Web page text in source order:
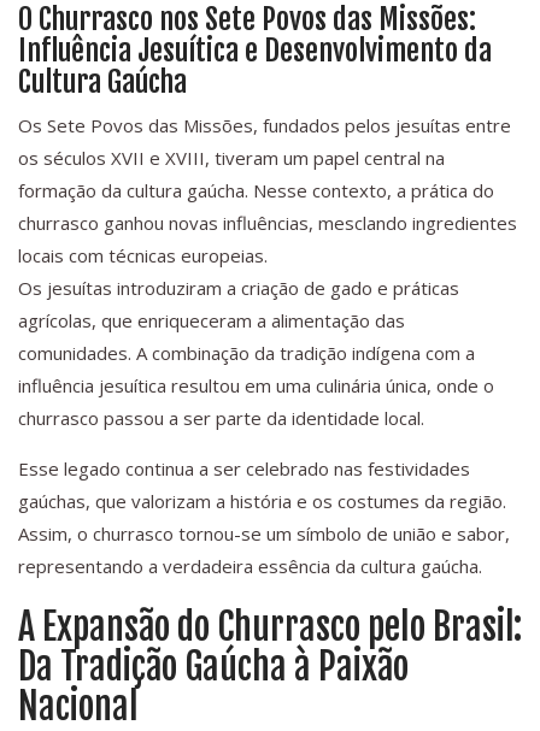
O Churrasco nos Sete Povos das Missões:
Influência Jesuítica e Desenvolvimento da
Cultura Gaúcha
Os Sete Povos das Missões, fundados pelos jesuítas entre
os séculos XVII e XVIII, tiveram um papel central na
formação da cultura gaúcha. Nesse contexto, a prática do
churrasco ganhou novas influências, mesclando ingredientes
locais com técnicas europeias.
Os jesuítas introduziram a criação de gado e práticas
agrícolas, que enriqueceram a alimentação das
comunidades. A combinação da tradição indígena com a
influência jesuítica resultou em uma culinária única, onde o
churrasco passou a ser parte da identidade local.
Esse legado continua a ser celebrado nas festividades
gaúchas, que valorizam a história e os costumes da região.
Assim, o churrasco tornou-se um símbolo de união e sabor,
representando a verdadeira essência da cultura gaúcha.
A Expansão do Churrasco pelo Brasil:
Da Tradição Gaúcha à Paixão
Nacional